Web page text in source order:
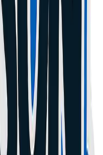
/ OLED)